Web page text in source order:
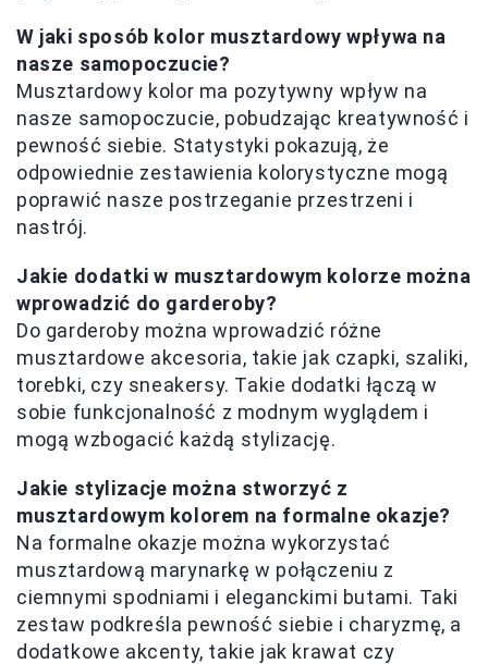
W jaki sposób kolor musztardowy wpływa na
nasze samopoczucie?
Musztardowy kolor ma pozytywny wpływ na
nasze samopoczucie, pobudzając kreatywność i
pewność siebie. Statystyki pokazują, że
odpowiednie zestawienia kolorystyczne mogą
poprawić nasze postrzeganie przestrzeni i
nastrój.
Jakie dodatki w musztardowym kolorze można
wprowadzić do garderoby?
Do garderoby można wprowadzić różne
musztardowe akcesoria, takie jak czapki, szaliki,
torebki, czy sneakersy. Takie dodatki łączą w
sobie funkcjonalność z modnym wyglądem i
mogą wzbogacić każdą stylizację.
Jakie stylizacje można stworzyć z
musztardowym kolorem na formalne okazje?
Na formalne okazje można wykorzystać
musztardową marynarkę w połączeniu z
ciemnymi spodniami i eleganckimi butami. Taki
zestaw podkreśla pewność siebie i charyzmę, a
dodatkowe akcenty, takie jak krawat czy